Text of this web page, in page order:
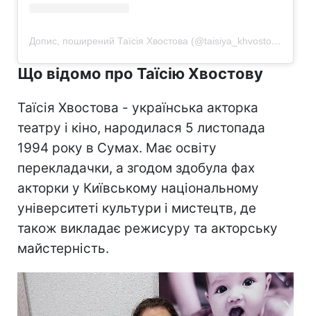
Допис, поширений Таїсія Хвостова (@taisiya_khvostova)
Що відомо про Таїсію Хвостову
Таїсія Хвостова - українська акторка
театру і кіно, народилася 5 листопада
1994 року в Сумах. Має освіту
перекладачки, а згодом здобула фах
акторки у Київському національному
університеті культури і мистецтв, де
також викладає режисуру та акторську
майстерність.